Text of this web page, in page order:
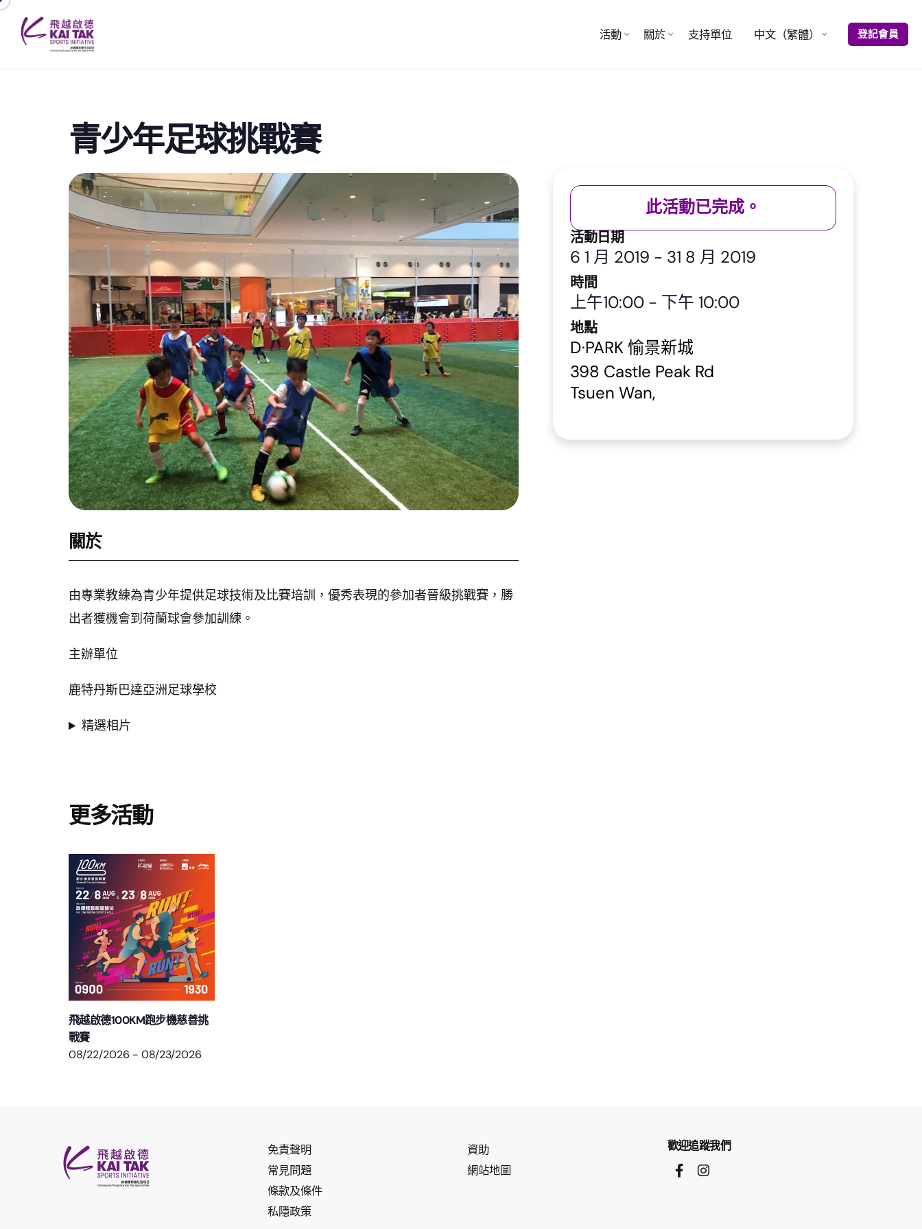
活動 關於 支持單位 中文（繁體） 登記會員
青少年足球挑戰賽
關於
由專業教練為青少年提供足球技術及比賽培訓，優秀表現的參加者晉級挑戰賽，勝
出者獲機會到荷蘭球會參加訓練。
主辦單位
鹿特丹斯巴達亞洲足球學校
精選相片
此活動已完成。
活動日期
6 1 月 2019 - 31 8 月 2019
時間
上午10:00 - 下午 10:00
地點
D·PARK 愉景新城
398 Castle Peak Rd
Tsuen Wan,
更多活動
飛越啟德100KM跑步機慈善挑
戰賽
08/22/2026 - 08/23/2026
免責聲明
常見問題
條款及條件
私隱政策
資助
網站地圖
歡迎追蹤我們